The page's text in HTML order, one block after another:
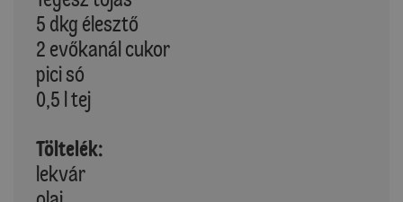
5 dkg élesztő
2 evőkanál cukor
pici só
0,5 l tej
Töltelék:
lekvár